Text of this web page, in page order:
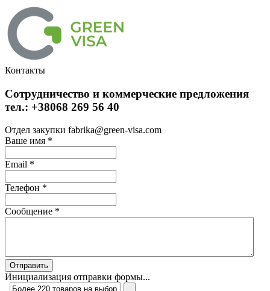
Контакты
Сотрудничество и коммерческие предложения
тел.: +38068 269 56 40
Отдел закупки fabrika@green-visa.com
Ваше имя *
Email *
Телефон *
Сообщение *
Отправить
Инициализация отправки формы...